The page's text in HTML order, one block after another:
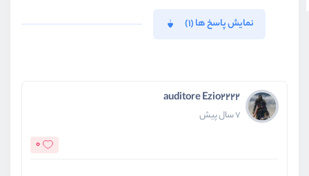
نمایش پاسخ ها (1)
auditore Ezio2222
7 سال پیش
0